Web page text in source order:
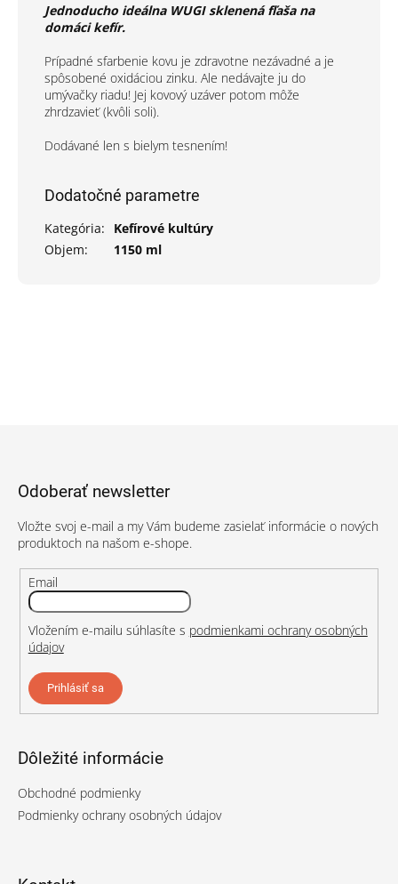
Jednoducho ideálna WUGI sklenená fľaša na
domáci kefír.
Prípadné sfarbenie kovu je zdravotne nezávadné a je
spôsobené oxidáciou zinku. Ale nedávajte ju do
umývačky riadu! Jej kovový uzáver potom môže
zhrdzavieť (kvôli soli).
Dodávané len s bielym tesnením!
Dodatočné parametre
Kategória:
Kefírové kultúry
Objem: 1150 ml
Odoberať newsletter
Vložte svoj e-mail a my Vám budeme zasielať informácie o nových
produktoch na našom e-shope.
Email
Vložením e-mailu súhlasíte s podmienkami ochrany osobných
údajov
Prihlásiť sa
Dôležité informácie
Obchodné podmienky
Podmienky ochrany osobných údajov